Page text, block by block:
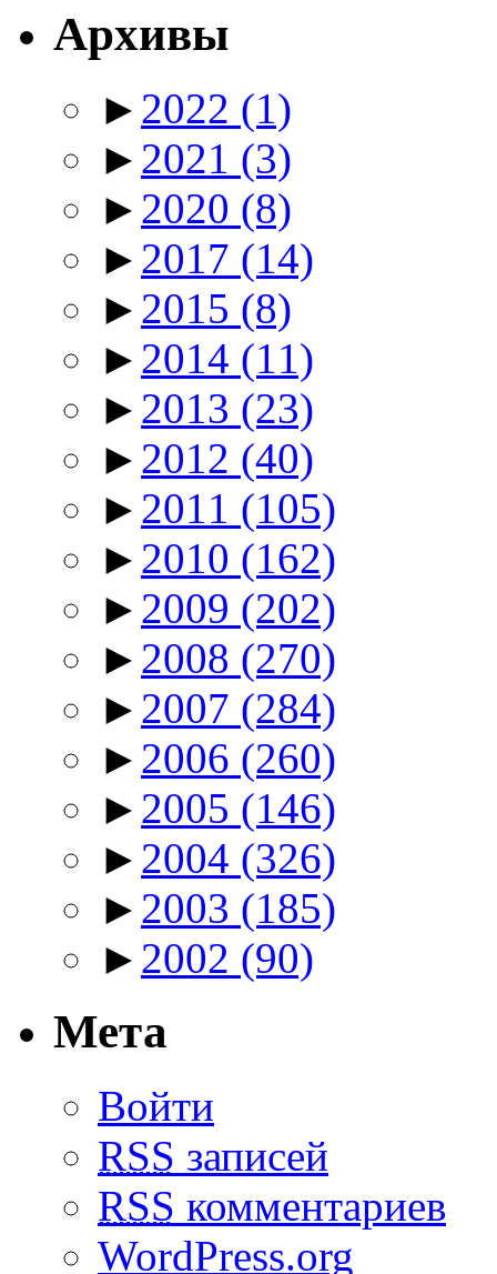
Архивы
► 2022 (1)
► 2021 (3)
► 2020 (8)
► 2017 (14)
► 2015 (8)
► 2014 (11)
► 2013 (23)
► 2012 (40)
► 2011 (105)
► 2010 (162)
► 2009 (202)
► 2008 (270)
► 2007 (284)
► 2006 (260)
► 2005 (146)
► 2004 (326)
► 2003 (185)
► 2002 (90)
Мета
Войти
RSS записей
RSS комментариев
WordPress.org